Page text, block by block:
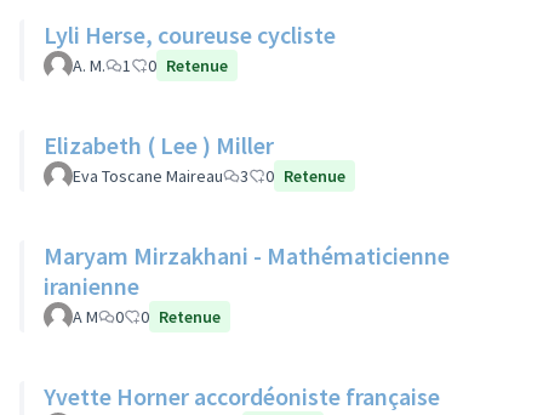
Lyli Herse, coureuse cycliste
A. M. 1 0 Retenue
Elizabeth ( Lee ) Miller
Eva Toscane Maireau 3 0 Retenue
Maryam Mirzakhani - Mathématicienne
iranienne
A M 0 0 Retenue
Yvette Horner accordéoniste française